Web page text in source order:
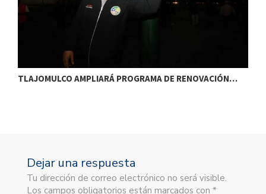
TLAJOMULCO AMPLIARÁ PROGRAMA DE RENOVACIÓN…
Dejar una respuesta
Tu dirección de correo electrónico no será visible.
Los campos obligatorios están marcados con *